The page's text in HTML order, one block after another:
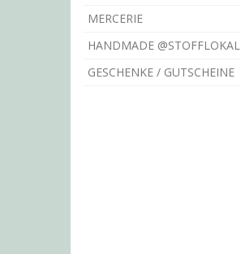
MERCERIE
HANDMADE @STOFFLOKAL
GESCHENKE / GUTSCHEINE